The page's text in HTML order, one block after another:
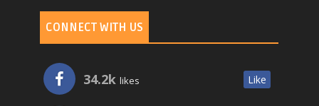
CONNECT WITH US
34.2k likes Like